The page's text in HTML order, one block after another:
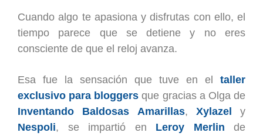
Cuando algo te apasiona y disfrutas con ello, el
tiempo parece que se detiene y no eres
consciente de que el reloj avanza.
Esa fue la sensación que tuve en el taller
exclusivo para bloggers que gracias a Olga de
Inventando Baldosas Amarillas, Xylazel y
Nespoli, se impartió en Leroy Merlin de